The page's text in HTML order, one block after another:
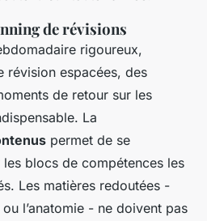
de révisions
rigoureux,
révision espacées, des
de retour sur les
La
permet de se
blocs de compétences les
Les matières redoutées -
l’anatomie - ne doivent pas